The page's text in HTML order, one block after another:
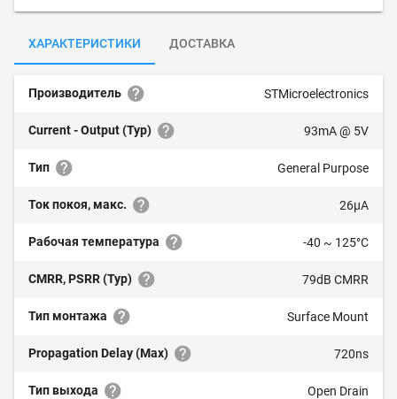
ХАРАКТЕРИСТИКИ ДОСТАВКА
Производитель STMicroelectronics
Current - Output (Typ) 93mA @ 5V
Тип General Purpose
Ток покоя, макс. 26µA
Рабочая температура -40 ~ 125°C
CMRR, PSRR (Typ) 79dB CMRR
Тип монтажа Surface Mount
Propagation Delay (Max) 720ns
Тип выхода Open Drain